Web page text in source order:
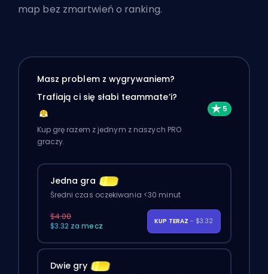
map bez zmartwień o ranking.
Masz problem z wygrywaniem?
Trafiają ci się słabi teammate’i?
Kup grę razem z jednym z naszych PRO
graczy.
Jedna gra
Średni czas oczekiwania <30 minut
$4.00
$3.32 za mecz
KUP TERAZ - $3.32
Dwie gry